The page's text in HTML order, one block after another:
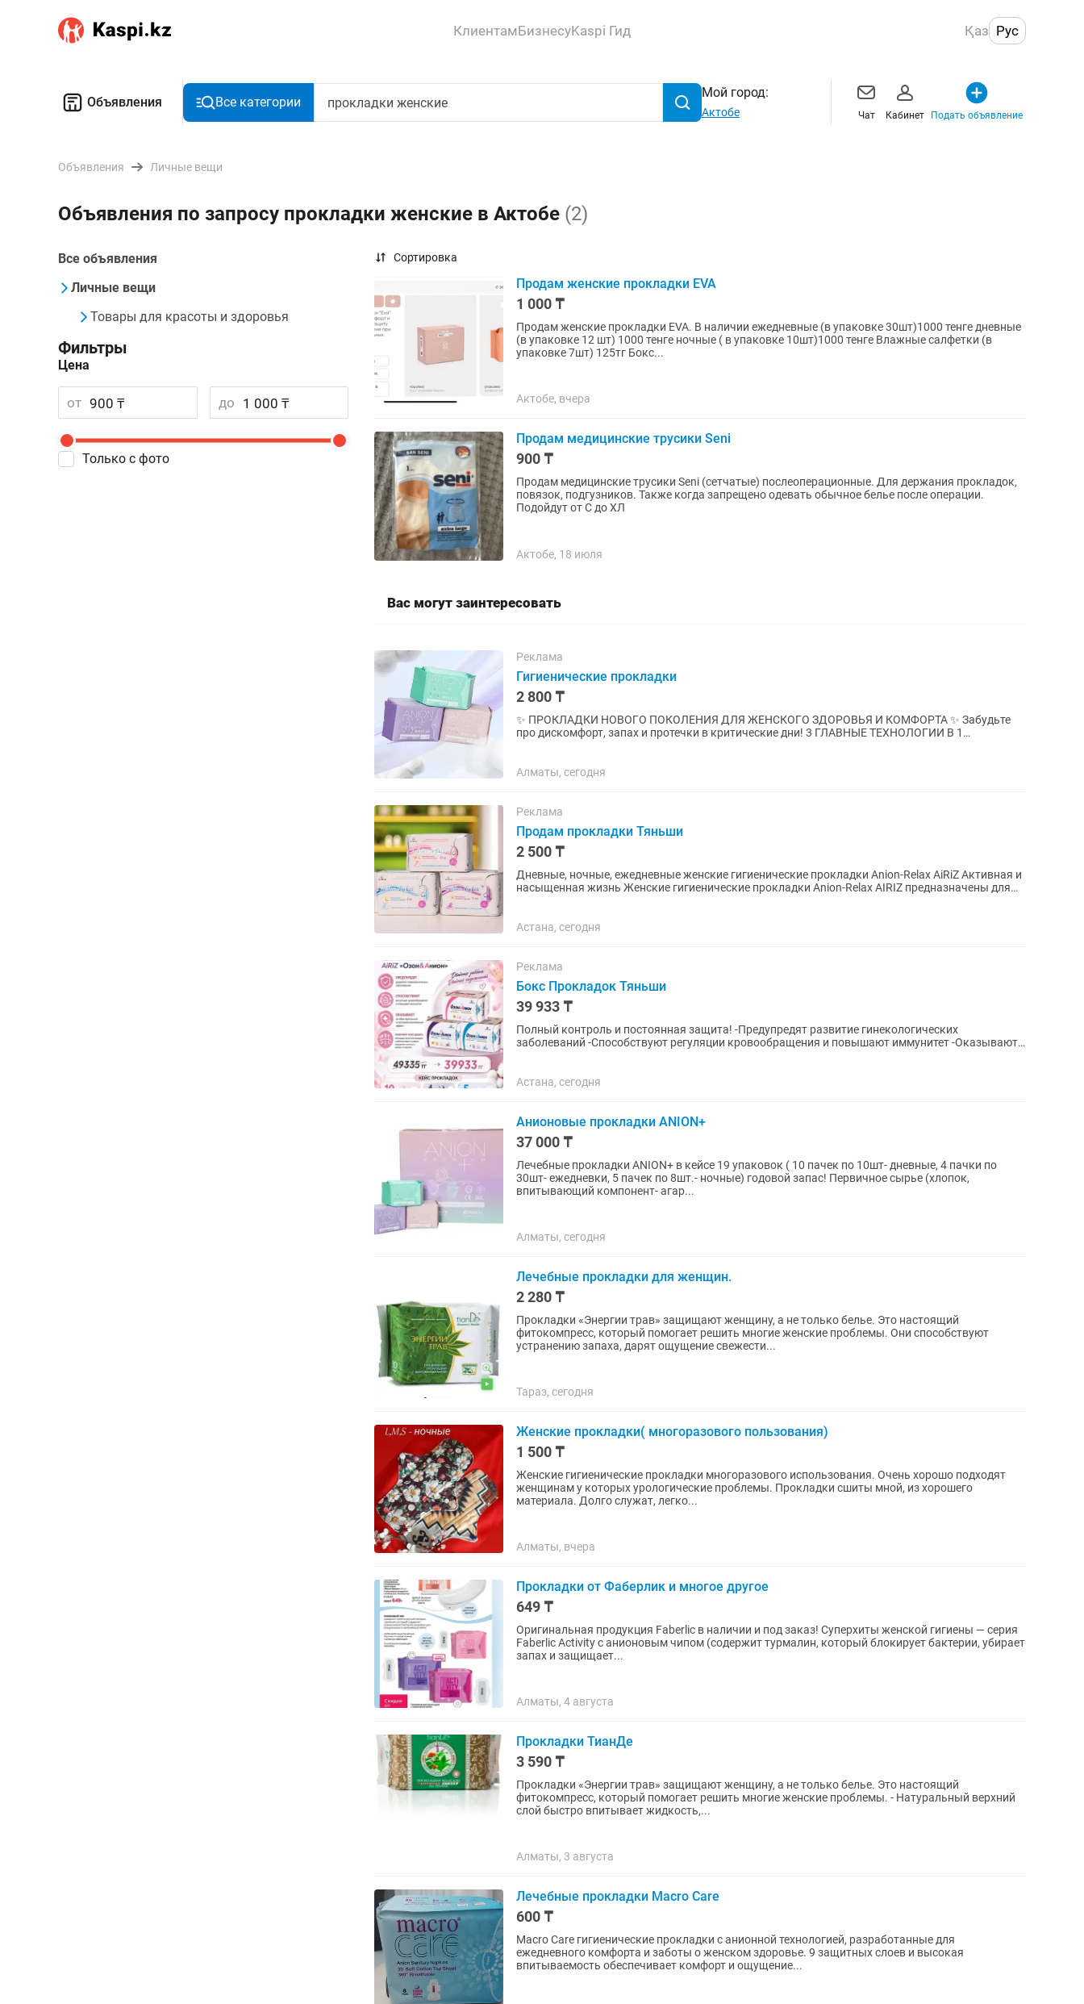
КлиентамБизнесуKaspi Гид Қаз Рус
Объявления Все категории
Мой город:
Актобе Чат Кабинет Подать объявление
Объявления Личные вещи
Объявления по запросу прокладки женские в Актобе (2)
Все объявления
Личные вещи
Товары для красоты и здоровья
Фильтры
Цена
от до
Только с фото
Сортировка
Продам женские прокладки EVA
1 000 ₸
Продам женские прокладки EVA. В наличии ежедневные (в упаковке 30шт)1000 тенге дневные
(в упаковке 12 шт) 1000 тенге ночные ( в упаковке 10шт)1000 тенге Влажные салфетки (в
упаковке 7шт) 125тг Бокс...
Актобе, вчера
Продам медицинские трусики Seni
900 ₸
Продам медицинские трусики Seni (сетчатые) послеоперационные. Для держания прокладок,
повязок, подгузников. Также когда запрещено одевать обычное белье после операции.
Подойдут от С до ХЛ
Актобе, 18 июля
Вас могут заинтересовать
Реклама
Гигиенические прокладки
2 800 ₸
✨ ПРОКЛАДКИ НОВОГО ПОКОЛЕНИЯ ДЛЯ ЖЕНСКОГО ЗДОРОВЬЯ И КОМФОРТА ✨ Забудьте
про дискомфорт, запах и протечки в критические дни! 3 ГЛАВНЫЕ ТЕХНОЛОГИИ В 1
Алматы, сегодня
Реклама
Продам прокладки Тяньши
2 500 ₸
Дневные, ночные, ежедневные женские гигиенические прокладки Anion-Relax AiRiZ Активная и
насыщенная жизнь Женские гигиенические прокладки Anion-Relax AIRIZ предназначены для
Астана, сегодня
Реклама
Бокс Прокладок Тяньши
39 933 ₸
Полный контроль и постоянная защита! -Предупредят развитие гинекологических
заболеваний -Способствуют регуляции кровообращения и повышают иммунитет -Оказывают
Астана, сегодня
Анионовые прокладки АNION+
37 000 ₸
Лечебные прокладки АNION+ в кейсе 19 упаковок ( 10 пачек по 10шт- дневные, 4 пачки по
30шт- ежедневки, 5 пачек по 8шт.- ночные) годовой запас! Первичное сырье (хлопок,
впитывающий компонент- агар...
Алматы, сегодня
Лечебные прокладки для женщин.
2 280 ₸
Прокладки «Энергии трав» защищают женщину, а не только белье. Это настоящий
фитокомпресс, который помогает решить многие женские проблемы. Они способствуют
устранению запаха, дарят ощущение свежести...
Тараз, сегодня
Женские прокладки( многоразового пользования)
1 500 ₸
Женские гигиенические прокладки многоразового использования. Очень хорошо подходят
женщинам у которых урологические проблемы. Прокладки сшиты мной, из хорошего
материала. Долго служат, легко...
Алматы, вчера
Прокладки от Фаберлик и многое другое
649 ₸
Оригинальная продукция Faberlic в наличии и под заказ! Суперхиты женской гигиены — серия
Faberlic Activity с анионовым чипом (содержит турмалин, который блокирует бактерии, убирает
запах и защищает...
Алматы, 4 августа
Прокладки ТианДе
3 590 ₸
Прокладки «Энергии трав» защищают женщину, а не только белье. Это настоящий
фитокомпресс, который помогает решить многие женские проблемы. - Натуральный верхний
слой быстро впитывает жидкость,...
Алматы, 3 августа
Лечебные прокладки Macro Care
600 ₸
Macro Care гигиенические прокладки с анионной технологией, разработанные для
ежедневного комфорта и заботы о женском здоровье. 9 защитных слоев и высокая
впитываемость обеспечивает комфорт и ощущение...